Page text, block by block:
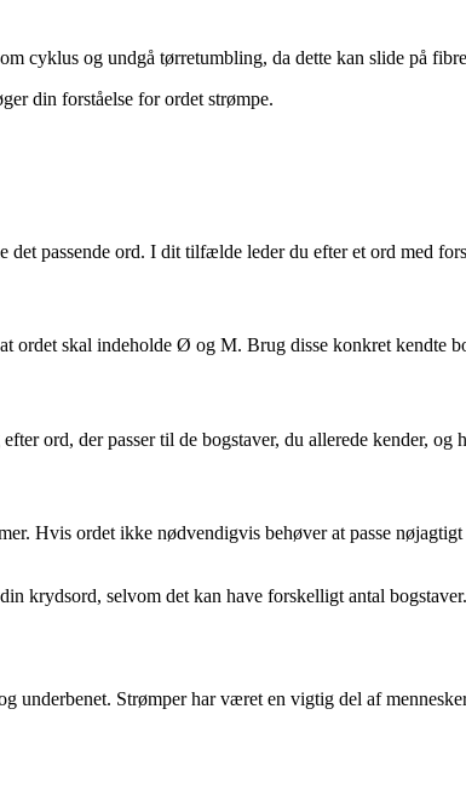
cyklus og undgå tørretumbling, da dette kan slide på
din forståelse for ordet strømpe.
passende ord. I dit tilfælde leder du efter et ord med
ordet skal indeholde Ø og M. Brug disse konkret kendte
ord, der passer til de bogstaver, du allerede kender,
Hvis ordet ikke nødvendigvis behøver at passe
krydsord, selvom det kan have forskelligt antal bogstaver.
underbenet. Strømper har været en vigtig del af